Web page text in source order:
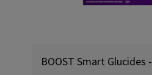
BOOST Smart Glucides